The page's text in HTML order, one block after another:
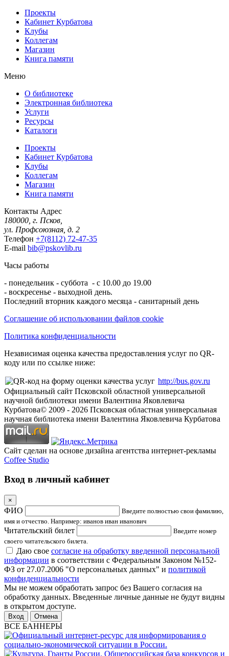
Проекты
Кабинет Курбатова
Клубы
Коллегам
Магазин
Книга памяти
Меню
О библиотеке
Электронная библиотека
Услуги
Ресурсы
Каталоги
Проекты
Кабинет Курбатова
Клубы
Коллегам
Магазин
Книга памяти
Контакты Адрес
180000, г. Псков,
ул. Профсоюзная, д. 2
Телефон +7(8112) 72-47-35
E-mail bib@pskovlib.ru
Часы работы
- понедельник - суббота - с 10.00 до 19.00
- воскресенье - выходной день.
Последний вторник каждого месяца - санитарный день
Соглашение об использовании файлов cookie
Политика конфиденциальности
Независимая оценка качества предоставления услуг по QR-
коду или по ссылке ниже:
http://bus.gov.ru
Официальный сайт Псковской областной универсальной
научной библиотеки имени Валентина Яковлевича
Курбатова© 2009 - 2026 Псковская областная универсальная
научная библиотека имени Валентина Яковлевича Курбатова
Сайт сделан на основе дизайна агентства интернет-рекламы
Coffee Studio
Вход в личный кабинет
×
ФИО
Введите полностью свои фамилию,
имя и отчество. Например: иванов иван иванович
Читательский билет
Введите номер
своего читательского билета.
Даю свое согласие на обработку введенной персональной
информации в соответствии с Федеральным Законом №152-
ФЗ от 27.07.2006 "О персональных данных" и политикой
конфиденциальности
Мы не можем обработать запрос без Вашего согласия на
обработку данных. Введенные личные данные не будут видны
в открытом доступе.
Отмена
ВСЕ БАННЕРЫ